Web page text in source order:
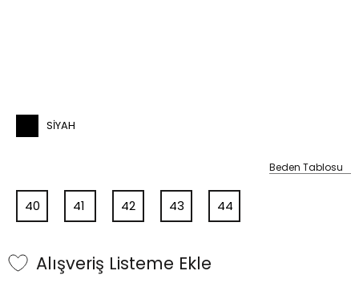
SIYAH
Beden Tablosu
40 41 42 43 44
Alışveriş Listeme Ekle